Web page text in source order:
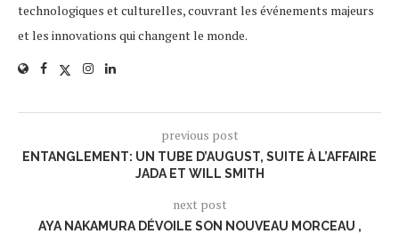
technologiques et culturelles, couvrant les événements majeurs
et les innovations qui changent le monde.
previous post
ENTANGLEMENT: UN TUBE D’AUGUST, SUITE À L’AFFAIRE
JADA ET WILL SMITH
next post
AYA NAKAMURA DÉVOILE SON NOUVEAU MORCEAU ,